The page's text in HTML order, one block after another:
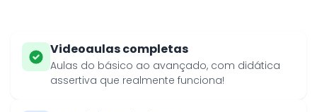
Videoaulas completas
Aulas do básico ao avançado, com didática
assertiva que realmente funciona!